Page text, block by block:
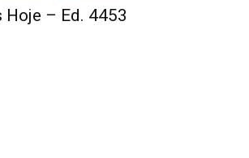
Hoje – Ed. 4453